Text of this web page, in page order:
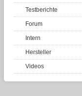
Testberichte
Forum
Intern
Hersteller
Videos